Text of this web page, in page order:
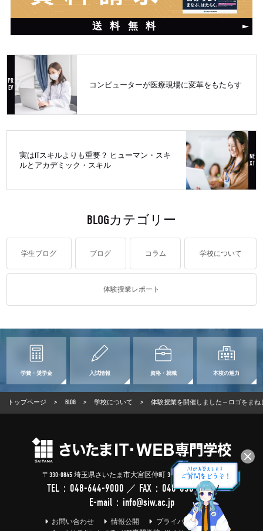
送料無料
コンピューターが医療現場に変革をもたらす
実はITスキルよりも重要？ ヒューマン・スキ
ルとアカデミック・スキル
BLOGカテゴリー
学生ブログ ブログ コラム 学校について
体験授業レポート
学費・奨学金 入試情報 資格・就職 本校の魅力
トップページ > BLOG > 学校について > 体験授業を開催しました～ロゴをま
〒330-0845 埼玉県さいたま市大宮区仲町 3-100-2 (Google Map )
TEL： 048-644-9000 ／ FAX：048-650-1688
E-mail： info@siw.ac.jp
お問い合わせ 情報公開
プライバシーポリシー